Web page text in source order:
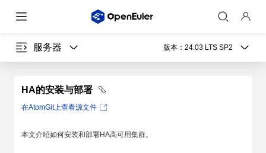
服务器 版本： 24.03 LTS SP2
HA的安装与部署
在AtomGit上查看源文件
本文介绍如何安装和部署HA高可用集群。